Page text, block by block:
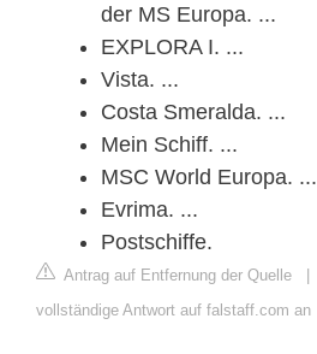
der MS Europa. ...
EXPLORA I. ...
Vista. ...
Costa Smeralda. ...
Mein Schiff. ...
MSC World Europa. ...
Evrima. ...
Postschiffe.
Antrag auf Entfernung der Quelle |
vollständige Antwort auf falstaff.com an